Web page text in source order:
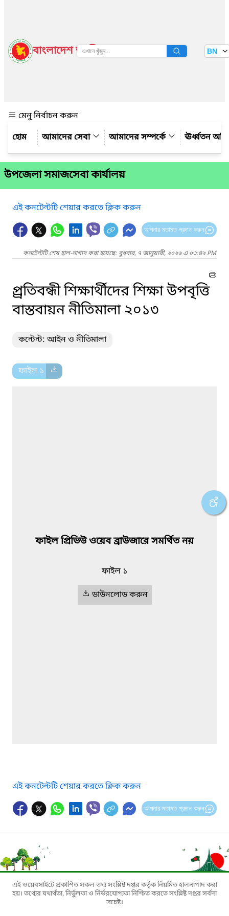
বাংলাদেশ জাতীয় তথ্য বাতায়ন BN
মেনু নির্বাচন করুন
আমাদের সেবা
আমাদের সম্পর্কে ঊর্ধ্বতন
উপজেলা সমাজসেবা কার্যালয়
এই কনটেন্টটি শেয়ার করতে ক্লিক করুন
আপনার মতামত প্রদান করুন
কনটেন্টটি শেষ হাল-নাগাদ করা হয়েছে: বুধবার, ৭ জানুয়ারী, ২০২৬ এ ০৩:৪২ PM
প্র্রতিবন্ধী শিক্ষার্থীদের শিক্ষা উপবৃত্তি
বাস্তবায়ন নীতিমালা ২০১৩
কন্টেন্ট: আইন ও নীতিমালা
ফাইল ১
ফাইল প্রিভিউ ওয়েব ব্রাউজারে সমর্থিত নয়
ফাইল ১
ডাউনলোড করুন
এই কনটেন্টটি শেয়ার করতে ক্লিক করুন
আপনার মতামত প্রদান করুন
এই ওয়েবসাইটে প্রকাশিত সকল তথ্য সংশ্লিষ্ট দপ্তর কর্তৃক নিয়মিত হালনাগাদ করা
হয়। তথ্যের যথার্থতা, নির্ভুলতা ও নির্ভরযোগ্যতা নিশ্চিত করতে সংশ্লিষ্ট দপ্তর সর্বদা
সচেষ্ট।